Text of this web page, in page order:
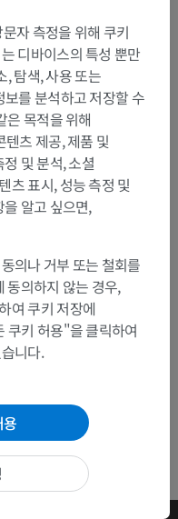
안이 있으면 언제든
자 측정을 위해 쿠키
디바이스의 특성 뿐만
, 탐색, 사용 또는
를 분석하고 저장할 수
은 목적을 위해
츠 제공, 제품 및
및 분석, 소셜
츠 표시, 성능 측정 및
알고 싶으면,
의나 거부 또는 철회를
동의하지 않는 경우,
여 쿠키 저장에
쿠키 허용"을 클릭하여
니다.